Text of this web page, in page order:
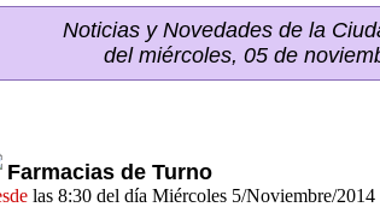
Noticias y Novedades de la
del miércoles, 05 de
Farmacias de Turno
las 8:30 del día Miércoles 5/Noviembre/2014